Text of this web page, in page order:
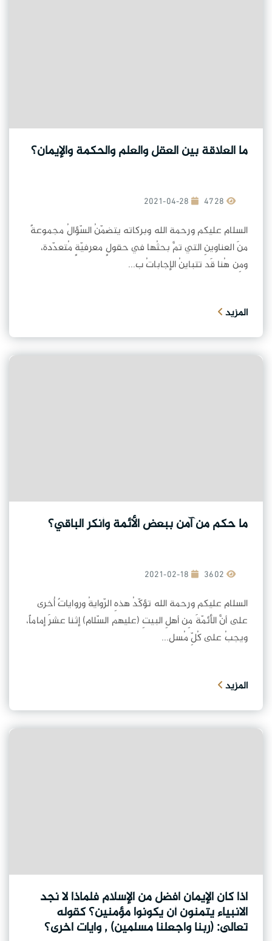
ما العلاقة بين العقل والعلم والحكمة والإيمان؟
2021-04-28
السلام عليكم ورحمة الله وبركاته يتضمّنُ السّؤالُ مجموعةً
منَ العناوينِ التي تمَّ بحثُها في حقولٍ معرفيّةٍ مُتعدّدة،
ومِن هُنا قَد تتباينُ الإجاباتُ ب...
المزيد
ما حكم من آمن ببعض الأئمة وأنكر الباقي؟
2021-02-18
السلام عليكم ورحمة الله تؤكّدُ هذهِ الرّوايةُ ورواياتٌ أُخرى
على أنَّ الأئمّةَ مِن أهلِ البيتِ (عليهم السّلام) إثنا عشرَ إماماً،
ويجبُ على كُلِّ مُسل...
المزيد
اذا كان الإيمان افضل من الإسلام فلماذا لا نجد
الانبياء يتمنون أن يكونوا مؤمنين؟ كقوله
تعالى: (ربنا واجعلنا مسلمين) , وايات اخرى؟